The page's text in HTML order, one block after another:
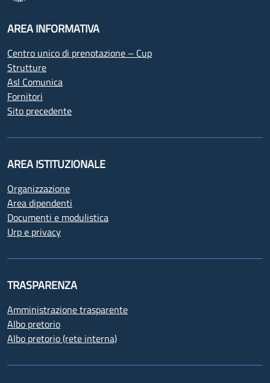
AREA INFORMATIVA
Centro unico di prenotazione – Cup
Strutture
Asl Comunica
Fornitori
Sito precedente
AREA ISTITUZIONALE
Organizzazione
Area dipendenti
Documenti e modulistica
Urp e privacy
TRASPARENZA
Amministrazione trasparente
Albo pretorio
Albo pretorio (rete interna)